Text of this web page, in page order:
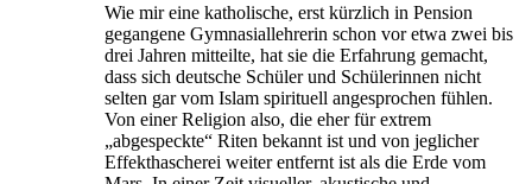
Wie mir eine katholische, erst kürzlich in Pension
gegangene Gymnasiallehrerin schon vor etwa zwei bis
drei Jahren mitteilte, hat sie die Erfahrung gemacht,
dass sich deutsche Schüler und Schülerinnen nicht
selten gar vom Islam spirituell angesprochen fühlen.
Von einer Religion also, die eher für extrem
„abgespeckte“ Riten bekannt ist und von jeglicher
Effekthascherei weiter entfernt ist als die Erde vom